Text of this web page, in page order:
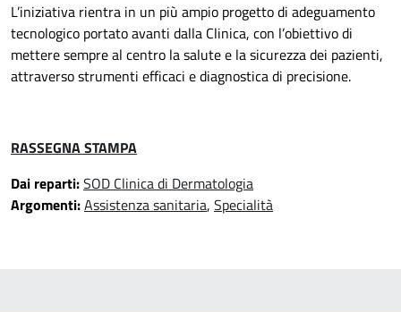
L’iniziativa rientra in un più ampio progetto di adeguamento
tecnologico portato avanti dalla Clinica, con l’obiettivo di
mettere sempre al centro la salute e la sicurezza dei pazienti,
attraverso strumenti efficaci e diagnostica di precisione.
RASSEGNA STAMPA
Dai reparti:SOD Clinica di Dermatologia
Argomenti:Assistenza sanitaria, Specialità